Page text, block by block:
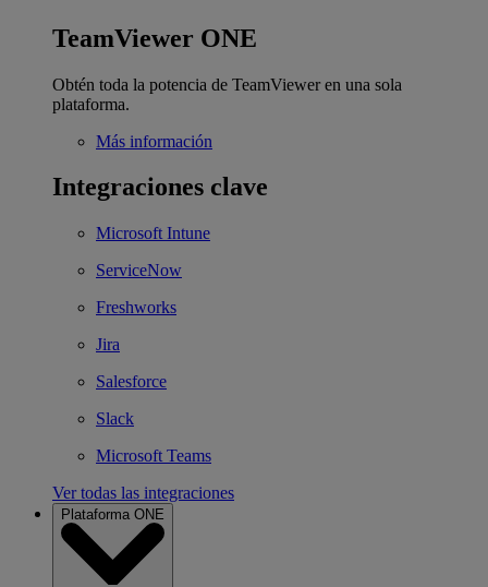
TeamViewer ONE
Obtén toda la potencia de TeamViewer en una sola
plataforma.
Más información
Integraciones clave
Microsoft Intune
ServiceNow
Freshworks
Jira
Salesforce
Slack
Microsoft Teams
Ver todas las integraciones
Plataforma ONE